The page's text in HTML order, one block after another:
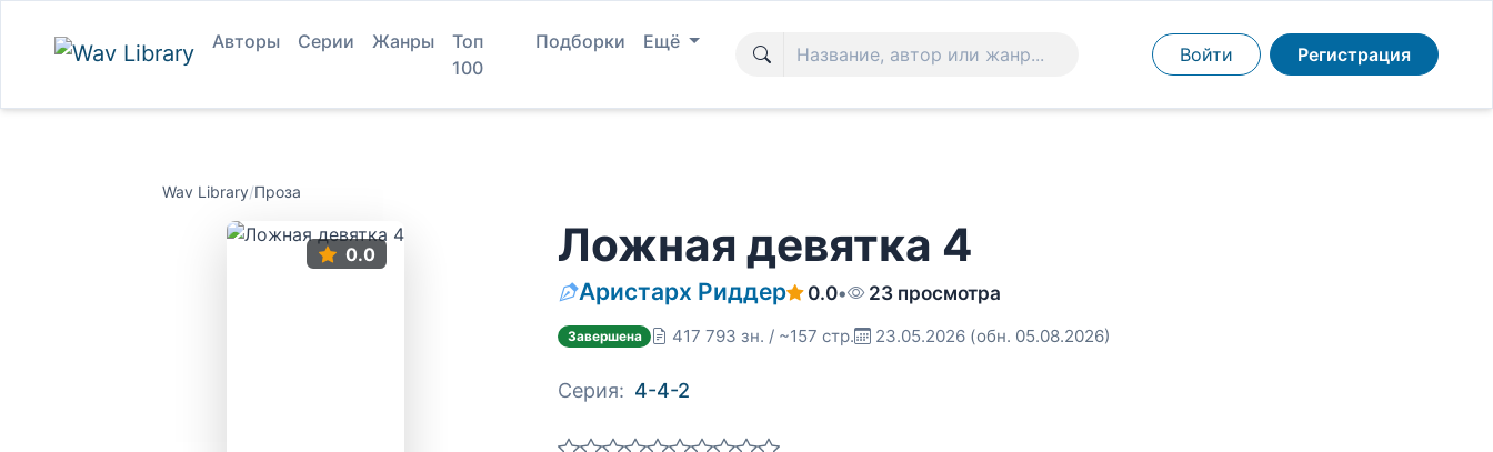
Авторы Серии Жанры
Топ
100
Подборки Ещё
Войти Регистрация
Wav Library/Проза
0.0 Ложная девятка 4
Аристарх Риддер 0.0• 23 просмотра
Завершена 417 793 зн. / ~157 стр. 23.05.2026 (обн. 05.08.2026)
Серия: 4-4-2